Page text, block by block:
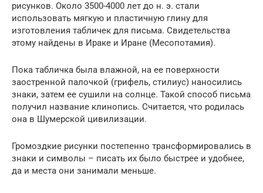
рисунков. Около 3500-4000 лет до н. э. стали
использовать мягкую и пластичную глину для
изготовления табличек для письма. Свидетельства
этому найдены в Ираке и Иране (Месопотамия).
Пока табличка была влажной, на ее поверхности
заостренной палочкой (грифель, стилиус) наносились
знаки, затем ее сушили на солнце. Такой способ письма
получил название клинопись. Считается, что родилась
она в Шумерской цивилизации.
Громоздкие рисунки постепенно трансформировались в
знаки и символы – писать их было быстрее и удобнее,
да и места они занимали меньше.